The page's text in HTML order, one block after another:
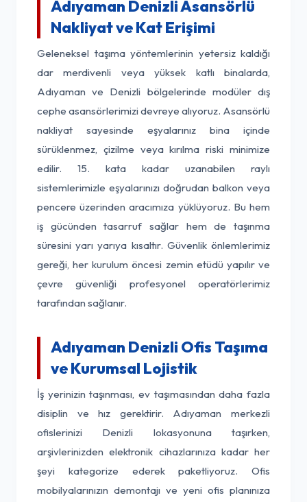
Adıyaman Denizli Asansörlü
Nakliyat ve Kat Erişimi
Geleneksel taşıma yöntemlerinin yetersiz kaldığı
dar merdivenli veya yüksek katlı binalarda,
Adıyaman ve Denizli bölgelerinde modüler dış
cephe asansörlerimizi devreye alıyoruz. Asansörlü
nakliyat sayesinde eşyalarınız bina içinde
sürüklenmez, çizilme veya kırılma riski minimize
edilir. 15. kata kadar uzanabilen raylı
sistemlerimizle eşyalarınızı doğrudan balkon veya
pencere üzerinden aracımıza yüklüyoruz. Bu hem
iş gücünden tasarruf sağlar hem de taşınma
süresini yarı yarıya kısaltır. Güvenlik önlemlerimiz
gereği, her kurulum öncesi zemin etüdü yapılır ve
çevre güvenliği profesyonel operatörlerimiz
tarafından sağlanır.
Adıyaman Denizli Ofis Taşıma
ve Kurumsal Lojistik
İş yerinizin taşınması, ev taşımasından daha fazla
disiplin ve hız gerektirir. Adıyaman merkezli
ofislerinizi Denizli lokasyonuna taşırken,
arşivlerinizden elektronik cihazlarınıza kadar her
şeyi kategorize ederek paketliyoruz. Ofis
mobilyalarınızın demontajı ve yeni ofis planınıza